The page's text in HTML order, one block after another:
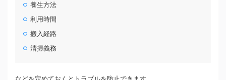
養生方法
利用時間
搬入経路
清掃義務
などを定めておくとトラブルを防止できます。